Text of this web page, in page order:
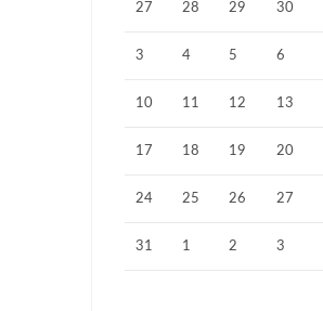
27 28 29 30
3 4 5 6
10 11 12 13
17 18 19 20
24 25 26 27
31 1 2 3